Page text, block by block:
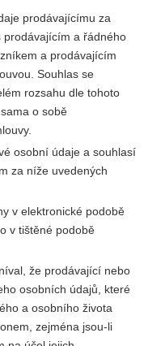
prodávajícímu za
prodávajícím a řádného
a prodávajícím
Souhlas se
rozsahu dle tohoto
o sobě
osobní údaje a souhlasí
za níže uvedených
v elektronické podobě
v tištěné podobě
že prodávající nebo
osobních údajů, které
a osobního života
zejména jsou-li